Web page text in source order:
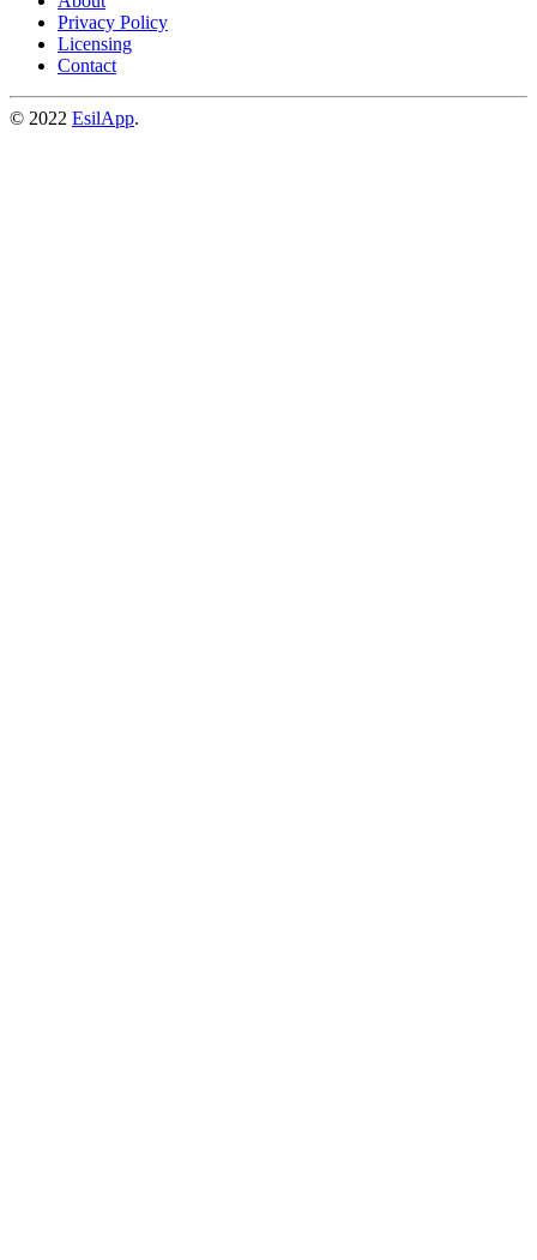
Privacy Policy
Licensing
Contact
© 2022 EsilApp.